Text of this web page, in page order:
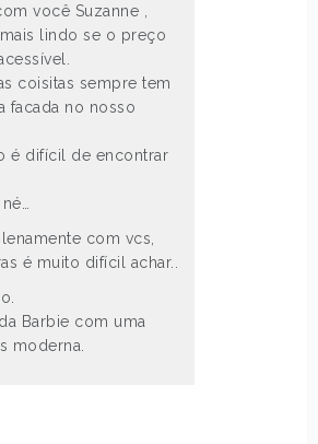
você Suzanne ,
lindo se o preço
coisitas sempre tem
facada no nosso
é difícil de encontrar
com vcs,
é muito difícil achar..
Barbie com uma
moderna.